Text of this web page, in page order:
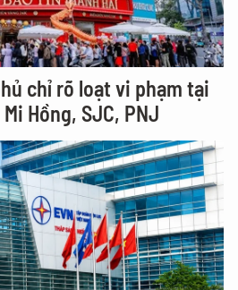
chỉ rõ loạt vi phạm tại
Hồng, SJC, PNJ